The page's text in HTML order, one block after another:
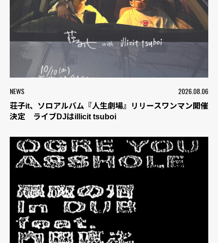
NEWS 2026.08.06
荘子it、ソロアルバム『人生劇場』リリースワンマン開催
決定 ライブDJはillicit tsuboi